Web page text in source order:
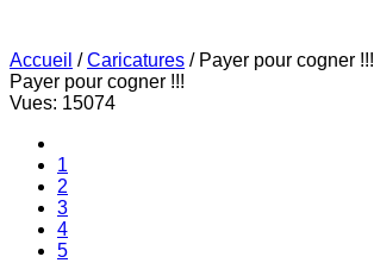
Accueil /Caricatures / Payer pour cogner !!!
Payer pour cogner !!!
Vues: 15074
1
2
3
4
5